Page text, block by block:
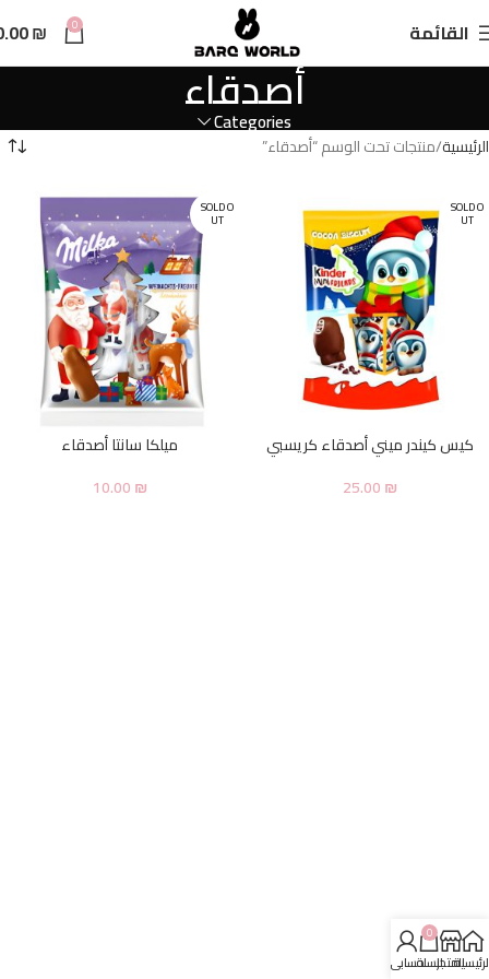
القائمة 0
₪
أصدقاء
Categories
الرئيسية منتجات تحت الوسم “أصدقاء”
SOLD O
UT
كيس كيندر ميني أصدقاء كريسبي
25.00₪
SOLD O
UT
ميلكا سانتا أصدقاء
10.00₪
المتجر
0
السلةحسابي